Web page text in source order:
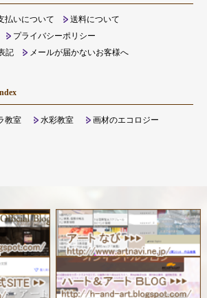
払いについて
送料について
プライバシーポリシー
記
メールが届かないお客様へ
教室 水彩教室
画材のエコロジー